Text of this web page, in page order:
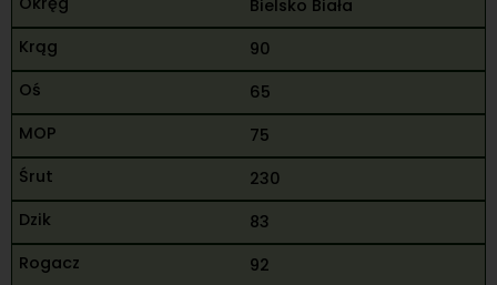
Bielsko Biała
90
65
75
230
83
92